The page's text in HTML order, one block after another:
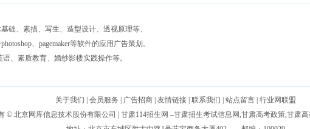
础、素描、写生、造型设计、透视原理等、
、pagemaker等软件的应用广告策划。
教育、婚纱影楼实践操作等。
关于我们 会员服务 广告招商 友情链接 联系我们 站点留言 行业网联盟
© 北京网库信息技术股份有限公司
| 甘肃114招生网 –甘肃招生考试信息网,甘肃高考政策,甘肃